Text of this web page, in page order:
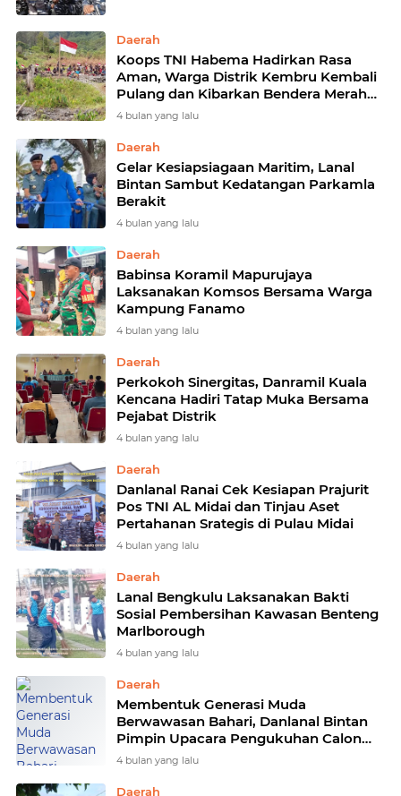
Daerah
Koops TNI Habema Hadirkan Rasa
Aman, Warga Distrik Kembru Kembali
Pulang dan Kibarkan Bendera Merah
Putih
4 bulan yang lalu
Daerah
Gelar Kesiapsiagaan Maritim, Lanal
Bintan Sambut Kedatangan Parkamla
Berakit
4 bulan yang lalu
Daerah
Babinsa Koramil Mapurujaya
Laksanakan Komsos Bersama Warga
Kampung Fanamo
4 bulan yang lalu
Daerah
Perkokoh Sinergitas, Danramil Kuala
Kencana Hadiri Tatap Muka Bersama
Pejabat Distrik
4 bulan yang lalu
Daerah
Danlanal Ranai Cek Kesiapan Prajurit
Pos TNI AL Midai dan Tinjau Aset
Pertahanan Srategis di Pulau Midai
4 bulan yang lalu
Daerah
Lanal Bengkulu Laksanakan Bakti
Sosial Pembersihan Kawasan Benteng
Marlborough
4 bulan yang lalu
Daerah
Membentuk Generasi Muda
Berwawasan Bahari, Danlanal Bintan
Pimpin Upacara Pengukuhan Calon
Anggota Saka Bahari
4 bulan yang lalu
Daerah